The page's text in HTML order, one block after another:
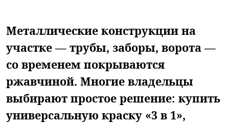
Металлические конструкции на
участке — трубы, заборы, ворота —
со временем покрываются
ржавчиной. Многие владельцы
выбирают простое решение: купить
универсальную краску «3 в 1»,